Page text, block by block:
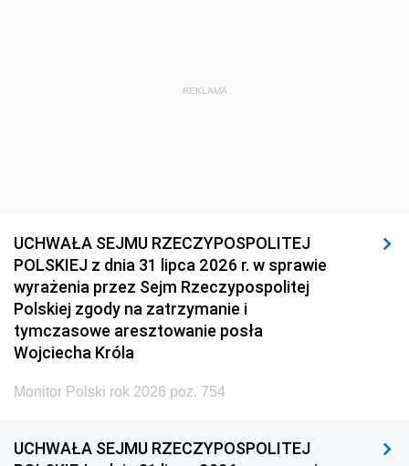
REKLAMA
UCHWAŁA SEJMU RZECZYPOSPOLITEJ
POLSKIEJ z dnia 31 lipca 2026 r. w sprawie
wyrażenia przez Sejm Rzeczypospolitej
Polskiej zgody na zatrzymanie i
tymczasowe aresztowanie posła
Wojciecha Króla
Monitor Polski rok 2026 poz. 754
UCHWAŁA SEJMU RZECZYPOSPOLITEJ